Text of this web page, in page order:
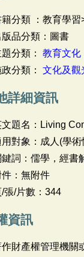
籍分類 ：教育學習
版品分類：圖書
題分類： 教育文化
分類： 文化及觀
詳細資訊
題名： Living
用對象：成人(學術
鍵詞：儒學，經書
件：無附件
/張/片數：344
資訊
作財產權管理機關